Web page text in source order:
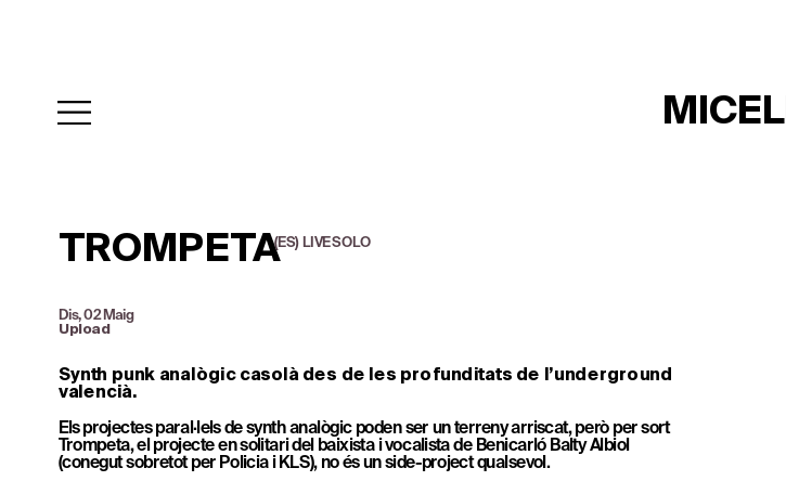
TROMPETA(ES)  LIVE SOLO
MICELI
Dis, 02 Maig
Upload
Synth punk analògic casolà des de les profunditats de l’underground
valencià.
Els projectes paral·lels de synth analògic poden ser un terreny arriscat, però per sort
Trompeta, el projecte en solitari del baixista i vocalista de Benicarló Balty Albiol
(conegut sobretot per Policia i KLS), no és un side-project qualsevol.